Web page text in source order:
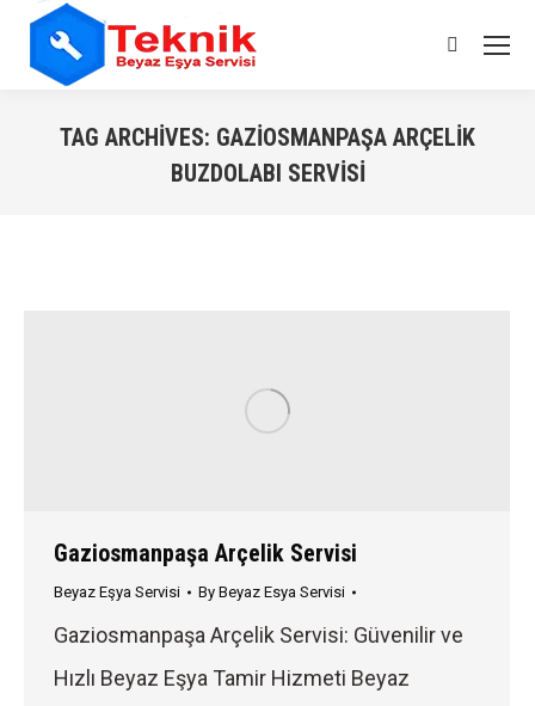
Search:
TAG ARCHIVES: GAZIOSMANPAŞA ARÇELIK
BUZDOLABI SERVISI
Gaziosmanpaşa Arçelik Servisi
Beyaz Eşya Servisi By Beyaz Esya Servisi
Gaziosmanpaşa Arçelik Servisi: Güvenilir ve
Hızlı Beyaz Eşya Tamir Hizmeti Beyaz